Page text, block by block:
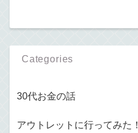
Categories
30代お金の話
アウトレットに行ってみた！